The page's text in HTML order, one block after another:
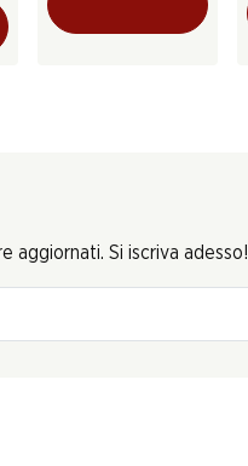
aggiornati. Si iscriva adesso!